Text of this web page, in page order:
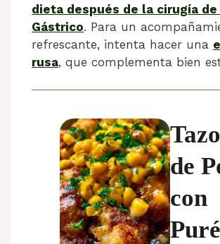
dieta después de la cirugía de
Gástrico. Para un
refrescante, intenta hacer una
rusa, que complementa bien
de
con